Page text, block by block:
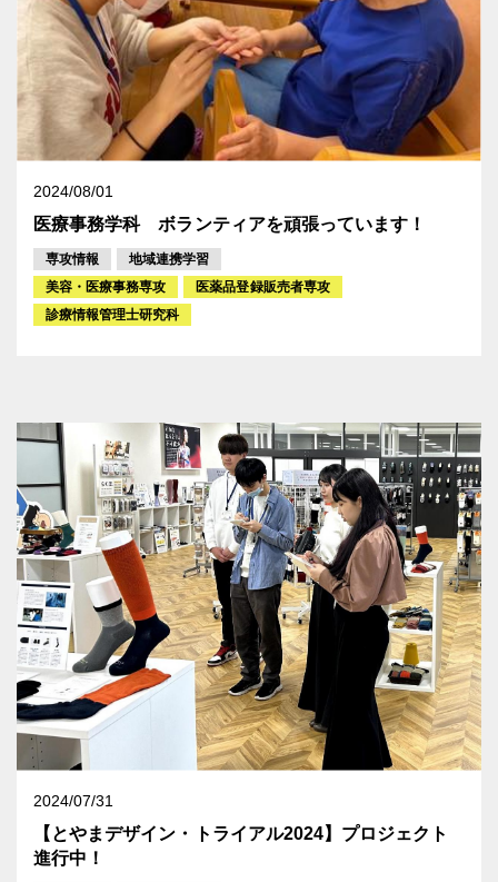
2024/08/01
医療事務学科 ボランティアを頑張っています！
専攻情報
地域連携学習
美容・医療事務専攻
医薬品登録販売者専攻
診療情報管理士研究科
2024/07/31
【とやまデザイン・トライアル2024】プロジェクト
進行中！